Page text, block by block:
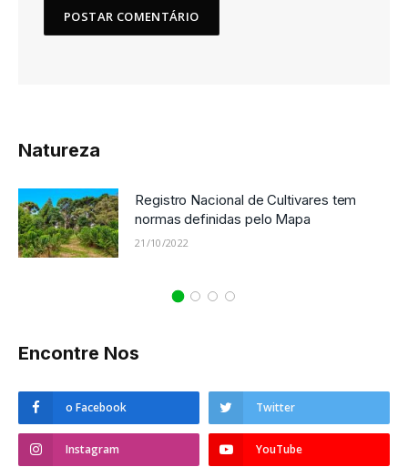
Natureza
Registro Nacional de Cultivares tem
normas definidas pelo Mapa
21/10/2022
Encontre Nos
o Facebook Twitter
Instagram YouTube